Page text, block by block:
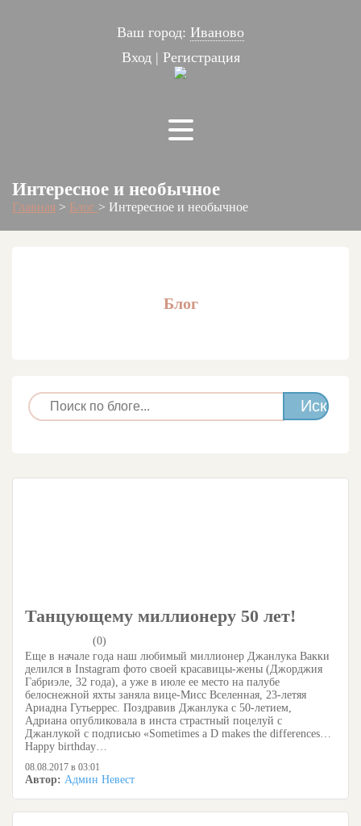
Ваш город: Иваново
Вход| Регистрация
Интересное и необычное
Главная > Блог > Интересное и необычное
Блог
Танцующему миллионеру 50 лет!
(0)
Еще в начале года наш любимый миллионер Джанлука Вакки
делился в Instagram фото своей красавицы-жены (Джорджия
Габриэле, 32 года), а уже в июле ее место на палубе
белоснежной яхты заняла вице-Мисс Вселенная, 23-летяя
Ариадна Гутьеррес. Поздравив Джанлука с 50-летием,
Адриана опубликовала в инста страстный поцелуй с
Джанлукой с подписью «Sometimes a D makes the differences…
Happy birthday…
08.08.2017 в 03:01
Автор: Админ Невест